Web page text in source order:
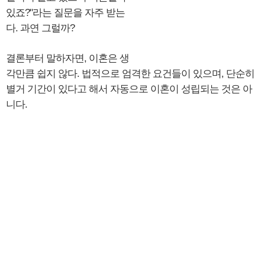
있죠?"라는 질문을 자주 받는
다. 과연 그럴까?
결론부터 말하자면, 이혼은 생
각만큼 쉽지 않다. 법적으로 엄격한 요건들이 있으며, 단순히
별거 기간이 있다고 해서 자동으로 이혼이 성립되는 것은 아
니다.